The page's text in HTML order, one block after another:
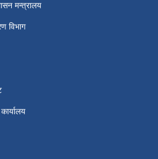
मन्त्रालय
विभाग